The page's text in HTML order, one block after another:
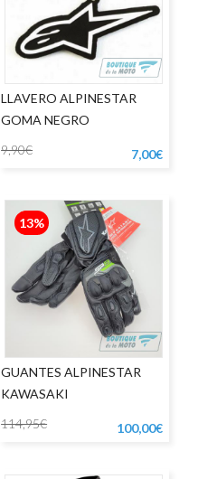
LLAVERO ALPINESTAR
GOMA NEGRO
9,90€
7,00€
13%
GUANTES ALPINESTAR
KAWASAKI
114,95€
100,00€